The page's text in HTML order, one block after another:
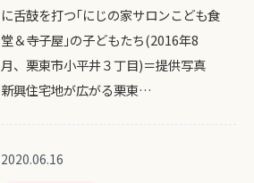
に舌鼓を打つ｢にじの家サロンこども食
堂＆寺子屋｣の子どもたち(2016年8
月、栗東市小平井３丁目)＝提供写真
新興住宅地が広がる栗東…
2020.06.16